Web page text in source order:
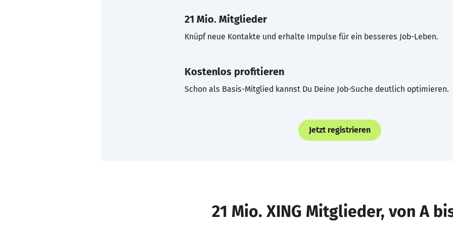
21 Mio. Mitglieder
Knüpf neue Kontakte und erhalte Impulse für ein besseres Job-Leben.
Kostenlos profitieren
Schon als Basis-Mitglied kannst Du Deine Job-Suche deutlich optimieren.
Jetzt registrieren
21 Mio. XING Mitglieder, von A